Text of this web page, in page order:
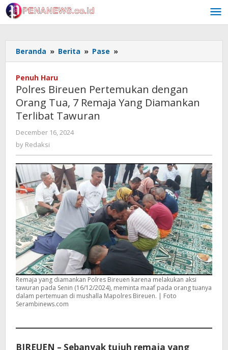
Skip
to
content
Beranda » Berita » Pase »
Bireuen
Orang
Tua,
Terlibat
Tawuran
Penuh Haru
Polres Bireuen Pertemukan dengan
Orang Tua, 7 Remaja Yang Diamankan
Terlibat Tawuran
December 16, 2024
by Redaksi
Remaja yang diamankan Polres Bireuen karena melakukan aksi
tawuran pada Senin (16/12/2024), meminta maaf pada orang tuanya
dalam pertemuan di mushalla Mapolres Bireuen. | Foto
Serambinews.com
BIREUEN – Sebanyak tujuh remaja yang